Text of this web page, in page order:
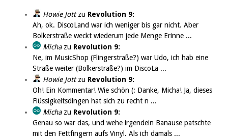
Howie Jottzu Revolution 9:
Ah, ok. DiscoLand war ich weniger bis gar nicht. Aber
Bolkerstraße weckt wiederum jede Menge Erinne ...
Michazu Revolution 9:
Ne, im MusicShop (Flingerstraße?) war Udo, ich hab eine
Straße weiter (Bolkerstraße?) im DiscoLa ...
Howie Jottzu Revolution 9:
Oh! Ein Kommentar! Wie schön (: Danke, Micha! Ja, dieses
Flüssigkeitsdingen hat sich zu recht n ...
Michazu Revolution 9:
Genau so war das, und wehe irgendein Banause patschte
mit den Fettfingern aufs Vinyl. Als ich damals ...